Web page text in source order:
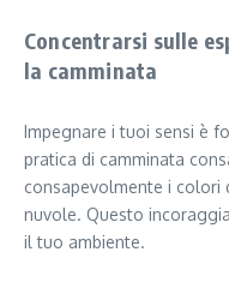
Concentrarsi sulle
la camminata
Impegnare i tuoi sensi è
pratica di camminata
consapevolmente i
nuvole. Questo
il tuo ambiente.